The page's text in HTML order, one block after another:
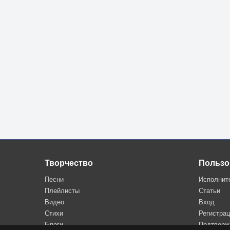
Творчество
Песни
Плейлисты
Видео
Стихи
Блоги
Статьи
Вход